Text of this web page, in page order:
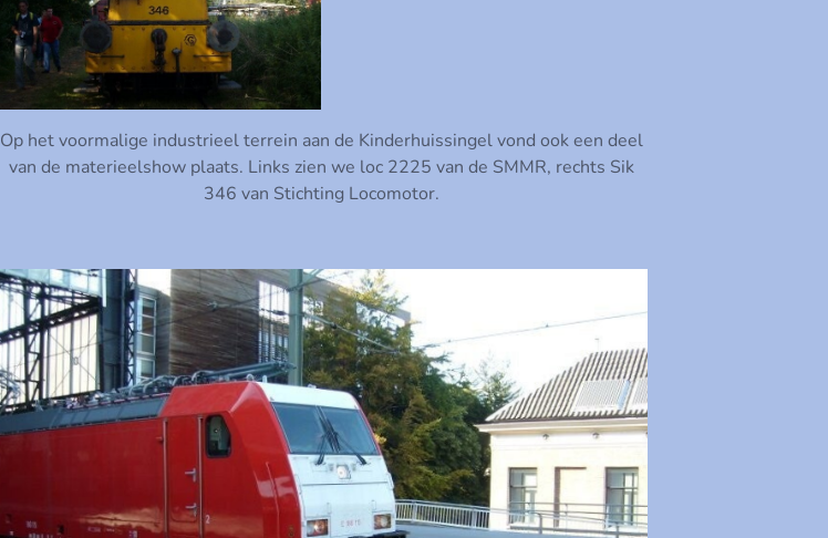
Op het voormalige industrieel terrein aan de Kinderhuissingel vond ook een deel
van de materieelshow plaats. Links zien we loc 2225 van de SMMR, rechts Sik
346 van Stichting Locomotor.